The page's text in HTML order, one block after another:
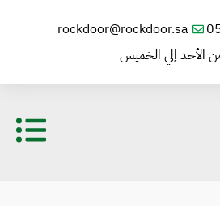
rockdoor@rockdoor.sa
الأحد إلي الخميس